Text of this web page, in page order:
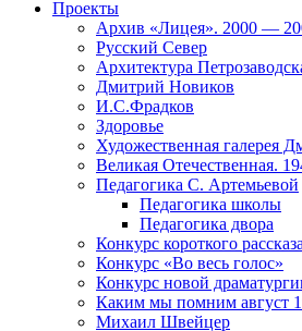
Проекты
Архив «Лицея». 2000 —
Русский Север
Архитектура
Дмитрий Новиков
И.С.Фрадков
Здоровье
Художественная галерея
Великая Отечественная.
Педагогика С. Артемьевой
Педагогика школы
Педагогика двора
Конкурс короткого
Конкурс «Во весь голос»
Конкурс новой
Каким мы помним август
Михаил Швейцер